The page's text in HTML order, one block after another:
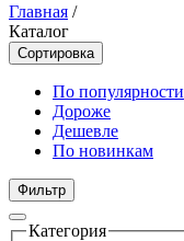
Главная /
Каталог
Сортировка
По популярности
Дороже
Дешевле
По новинкам
Фильтр
Категория